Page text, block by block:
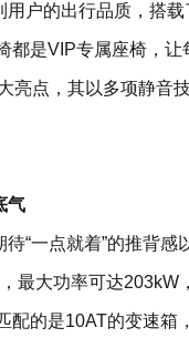
户的出行品质，搭载
都是VIP专属座椅，
亮点，其以多项静音
气
一点就着”的推背感
最大功率可达203kW
配的是10AT的变速